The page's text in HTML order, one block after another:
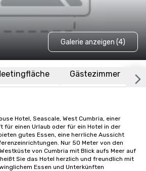
Galerie anzeigen (4)
Gästezimmer
Hotel, Seascale, West Cumbria, einer
für einen Urlaub oder für ein Hotel in der
gutes Essen, eine herrliche Aussicht
Nur 50 Meter von den
von Cumbria mit Blick aufs Meer auf
Sie das Hotel herzlich und freundlich mit
Essen und Unterkünften